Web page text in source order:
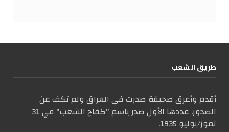
طریق الشعب
أقدم وأعرق صحيفة صدرت في العراق ولم تكف عن
الصدور. عددها الأول صدر باسم "كفاح الشعب" في 31
تموز/يوليو 1935.